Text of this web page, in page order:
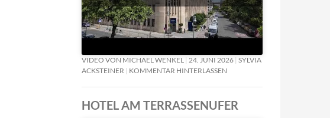
VIDEO VON MICHAEL WENKEL 24. JUNI 2026 SYLVIA
ACKSTEINER
KOMMENTAR HINTERLASSEN
HOTEL AM TERRASSENUFER